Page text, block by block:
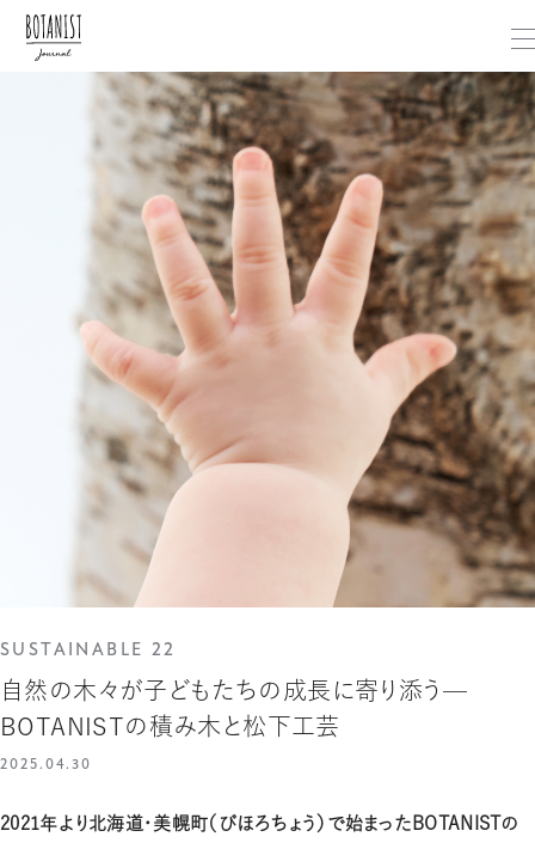
SUSTAINABLE 22
自然の木々が子どもたちの成長に寄り添う—
BOTANISTの積み木と松下工芸
2025.04.30
2021年より北海道・美幌町（びほろちょう）で始まったBOTANISTの